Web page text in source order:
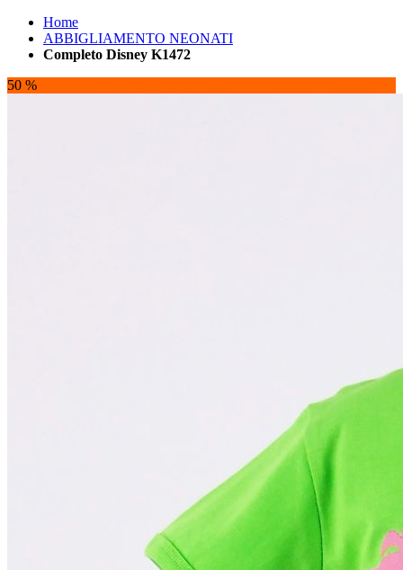
Home
ABBIGLIAMENTO NEONATI
Completo Disney K1472
50 %